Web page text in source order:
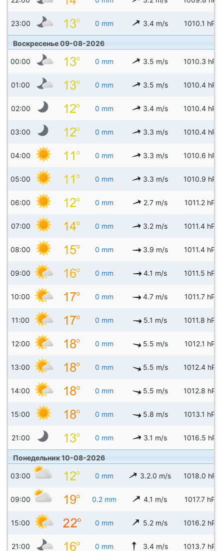
23:00 0 mm 3.4 m/s 1010.1 hPa
Воскресенье 09-08-2026
00:00 0 mm 3.5 m/s 1010.3 hPa
01:00 0 mm 3.5 m/s 1010.4 hPa
02:00 0 mm 3.4 m/s 1010.4 hPa
03:00 0 mm 3.3 m/s 1010.4 hPa
04:00 0 mm 3.3 m/s 1010.6 hPa
05:00 0 mm 3.3 m/s 1010.9 hPa
06:00 0 mm 2.7 m/s 1011.2 hPa
07:00 0 mm 3.2 m/s 1011.4 hPa
08:00 0 mm 3.9 m/s 1011.4 hPa
09:00 0 mm 4.1 m/s 1011.5 hPa
10:00 0 mm 4.7 m/s 1011.7 hPa
11:00 0 mm 5.1 m/s 1011.8 hPa
12:00 0 mm 5.5 m/s 1012.1 hPa
13:00 0 mm 5.5 m/s 1012.4 hPa
14:00 0 mm 5.5 m/s 1012.8 hPa
15:00 0 mm 5.8 m/s 1013.1 hPa
21:00 0 mm 3.1 m/s 1016.5 hPa
Понедельник 10-08-2026
03:00 0 mm 3.2.0 m/s 1018.0 hPa
09:00 0.2 mm 4.1 m/s 1017.7 hPa
15:00 0 mm 5.2 m/s 1016.2 hPa
21:00 0 mm 3.4 m/s 1013.7 hPa